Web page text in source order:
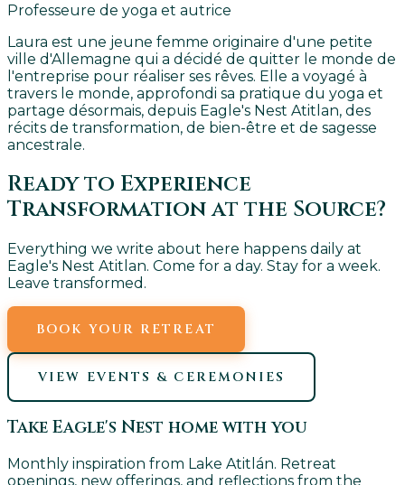
Professeure de yoga et autrice
Laura est une jeune femme originaire d'une petite
ville d'Allemagne qui a décidé de quitter le monde de
l'entreprise pour réaliser ses rêves. Elle a voyagé à
travers le monde, approfondi sa pratique du yoga et
partage désormais, depuis Eagle's Nest Atitlan, des
récits de transformation, de bien-être et de sagesse
ancestrale.
Ready to Experience
Transformation at the Source?
Everything we write about here happens daily at
Eagle's Nest Atitlan. Come for a day. Stay for a week.
Leave transformed.
BOOK YOUR RETREAT
VIEW EVENTS & CEREMONIES
Take Eagle's Nest home with you
Monthly inspiration from Lake Atitlán. Retreat
openings, new offerings, and reflections from the